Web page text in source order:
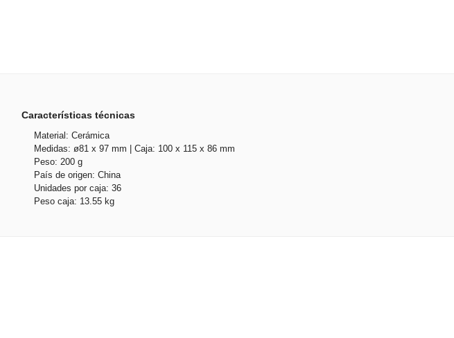
Características técnicas
Material: Cerámica
Medidas: ø81 x 97 mm | Caja: 100 x 115 x 86 mm
Peso: 200 g
País de origen: China
Unidades por caja: 36
Peso caja: 13.55 kg